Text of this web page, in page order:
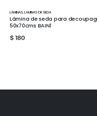
LAMINAS DE SEDA
de seda para decoupage
BAIN1